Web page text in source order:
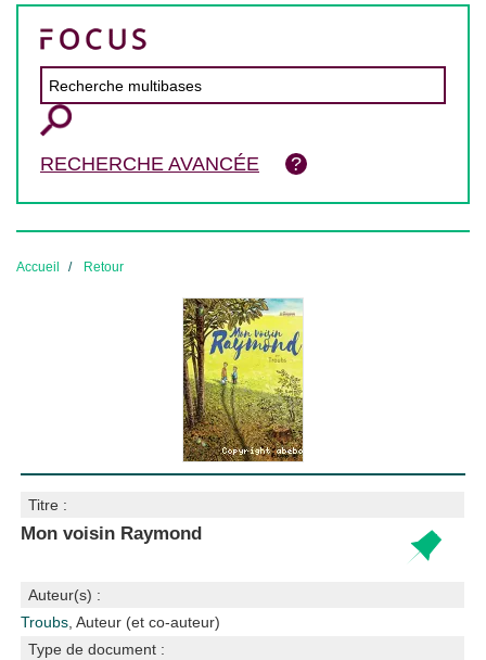
RECHERCHE AVANCÉE
Accueil Retour
Titre :
Mon voisin Raymond
Auteur(s) :
Troubs , Auteur (et co-auteur)
Type de document :